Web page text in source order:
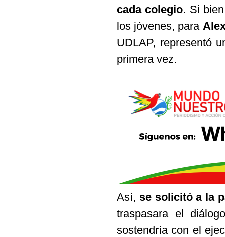
cada colegio. Si
los jóvenes, para
UDLAP, representó
primera vez.
Así, se solicitó a la
traspasara el
sostendría con el